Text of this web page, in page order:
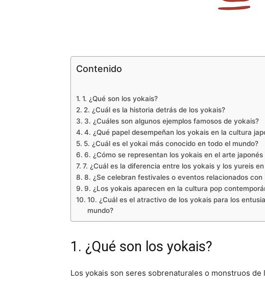
Contenido
1. ¿Qué son los yokais?
2. ¿Cuál es la historia detrás de los yokais?
3. ¿Cuáles son algunos ejemplos famosos de yokais?
4. ¿Qué papel desempeñan los yokais en la cultura
5. ¿Cuál es el yokai más conocido en todo el mundo?
6. ¿Cómo se representan los yokais en el arte japonés
7. ¿Cuál es la diferencia entre los yokais y los yureis
8. ¿Se celebran festivales o eventos relacionados con
9. ¿Los yokais aparecen en la cultura pop
10. ¿Cuál es el atractivo de los yokais para los
mundo?
1. ¿Qué son los yokais?
Los yokais son seres sobrenaturales o monstruos